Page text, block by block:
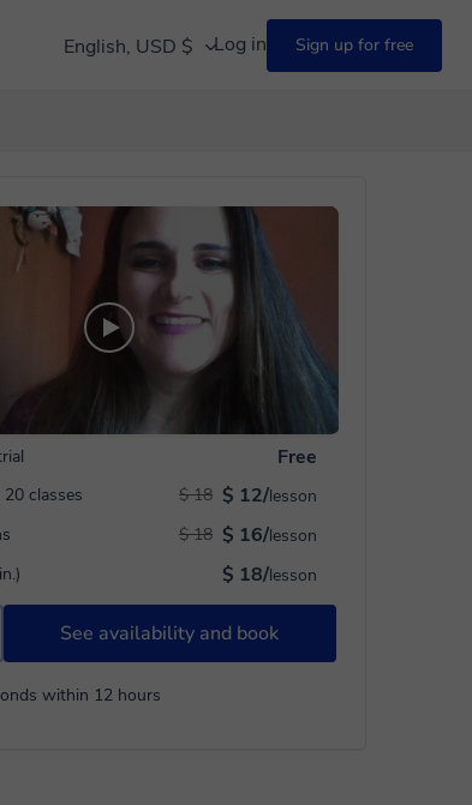
English, USD $ Log in Sign up for free
Free
classes $ 12/lesson
$ 18
$ 16/lesson
$ 18
$ 18/lesson
See availability and book
within 12 hours